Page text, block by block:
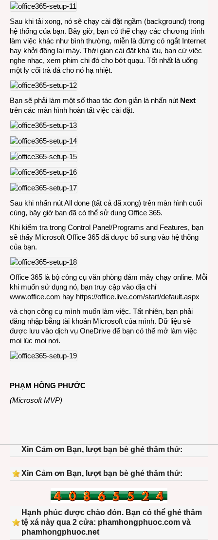
Sau khi tải xong, nó sẽ chạy cài đặt ngầm (background) trong
hệ thống của bạn. Bây giờ, bạn có thể chạy các chương trình
làm việc khác như bình thường, miễn là đừng có ngắt Internet
hay khởi động lại máy. Thời gian cài đặt khá lâu, bạn cứ việc
nghe nhạc, xem phim chi đó cho bớt quạu. Tốt nhất là uống
một ly cối trà đá cho nó hạ nhiệt.
Bạn sẽ phải làm một số thao tác đơn giản là nhấn nút Next
trên các màn hình hoàn tất việc cài đặt.
Sau khi nhấn nút All done (tất cả đã xong) trên màn hình cuối
cùng, bây giờ bạn đã có thể sử dụng Office 365.
Khi kiểm tra trong Control Panel/Programs and Features, bạn
sẽ thấy Microsoft Office 365 đã được bổ sung vào hệ thống
của bạn.
Office 365 là bộ công cụ văn phòng đám mây chạy online. Mỗi
khi muốn sử dụng nó, bạn truy cập vào địa chỉ
www.office.com hay https://office.live.com/start/default.aspx
và chọn công cụ mình muốn làm việc. Tất nhiên, bạn phải
đăng nhập bằng tài khoản Microsoft của mình. Dữ liệu sẽ
được lưu vào dịch vụ OneDrive để bạn có thể mở làm việc
mọi lúc mọi nơi.
PHẠM HỒNG PHƯỚC
(Microsoft MVP)
Xin Cảm ơn Bạn, lượt bạn bè ghé thăm thứ:
Xin Cảm ơn Bạn, lượt bạn bè ghé thăm thứ:
Hạnh phúc được chào đón. Bạn có thể ghé thăm
tệ xá này qua 2 cửa: phamhongphuoc.com và
phamhongphuoc.net